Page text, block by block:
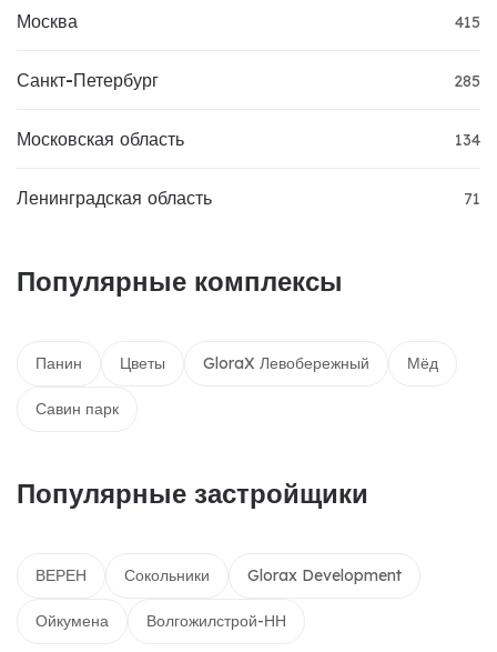
Москва 415
Санкт-Петербург 285
Московская область 134
Ленинградская область 71
Популярные комплексы
Панин Цветы GloraX Левобережный Мёд
Савин парк
Популярные застройщики
ВЕРЕН Сокольники Glorax Development
Ойкумена Волгожилстрой-НН